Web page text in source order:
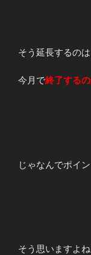
そう延長するの
今月で終了する
じゃなんでポイ
そう思いますよね